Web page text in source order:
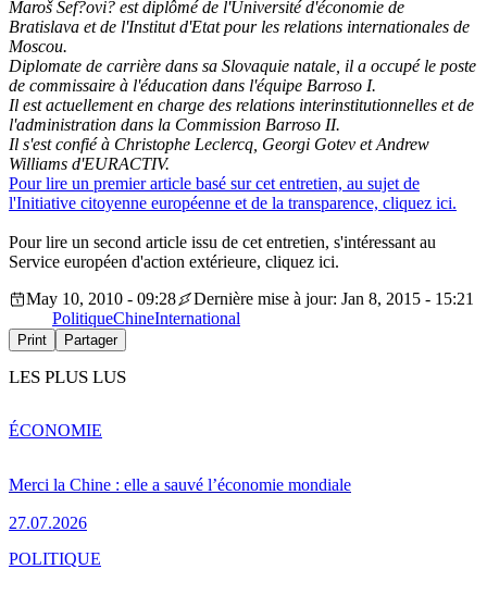
Maroš Šef?ovi? est diplômé de l'Université d'économie de
Bratislava et de l'Institut d'Etat pour les relations internationales de
Moscou.
Diplomate de carrière dans sa Slovaquie natale, il a occupé le poste
de commissaire à l'éducation dans l'équipe Barroso I.
Il est actuellement en charge des relations interinstitutionnelles et de
l'administration dans la Commission Barroso II.
Il s'est confié à Christophe Leclercq, Georgi Gotev et Andrew
Williams d'EURACTIV.
Pour lire un premier article basé sur cet entretien, au sujet de
l'Initiative citoyenne européenne et de la transparence, cliquez ici.
Pour lire un second article issu de cet entretien, s'intéressant au
Service européen d'action extérieure, cliquez ici.
May 10, 2010 - 09:28
Dernière mise à jour: Jan 8, 2015 - 15:21
PolitiqueChineInternational
Print Partager
LES PLUS LUS
Merci la Chine : elle a sauvé l’économie mondiale
27.07.2026
ÉCONOMIE
POLITIQUE